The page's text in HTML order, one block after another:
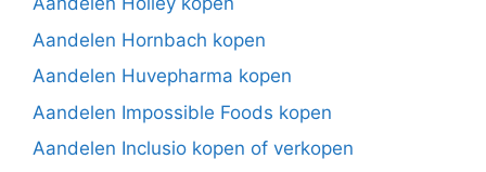
Aandelen Hornbach kopen
Aandelen Huvepharma kopen
Aandelen Impossible Foods kopen
Aandelen Inclusio kopen of verkopen